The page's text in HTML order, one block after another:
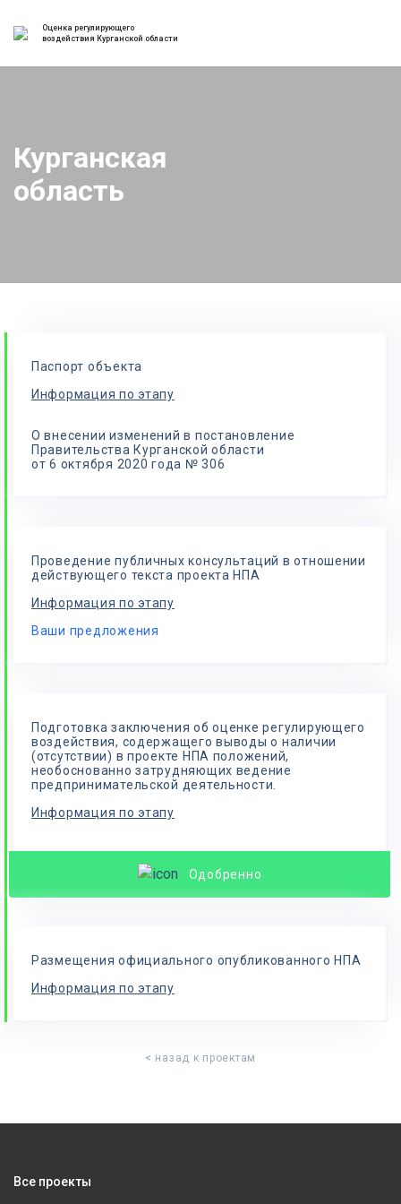
Оценка регулирующего
воздействия Курганской области
Курганская
область
Паспорт объекта
Информация по этапу
О внесении изменений в постановление
Правительства Курганской области
от 6 октября 2020 года № 306
Проведение публичных консультаций в отношении
действующего текста проекта НПА
Информация по этапу
Ваши предложения
Подготовка заключения об оценке регулирующего
воздействия, содержащего выводы о наличии
(отсутствии) в проекте НПА положений,
необоснованно затрудняющих ведение
предпринимательской деятельности.
Информация по этапу
Одобренно
Размещения официального опубликованного НПА
Информация по этапу
< назад к проектам
Все проекты